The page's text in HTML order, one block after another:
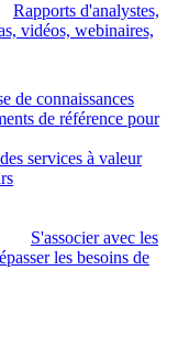
Rapports d'analystes,
vidéos, webinaires,
de connaissances
de référence pour
services à valeur
S'associer avec les
les besoins de